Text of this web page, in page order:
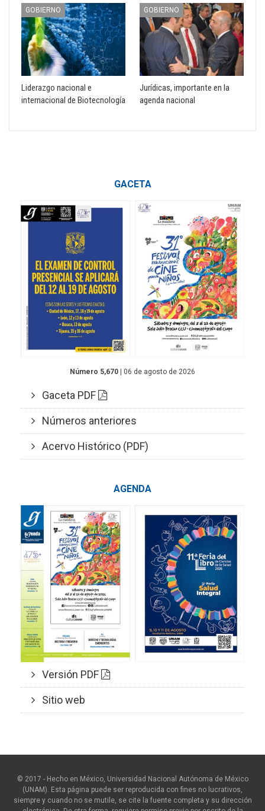
GOBIERNO
Liderazgo nacional e
internacional de Biotecnología
GOBIERNO
Jurídicas, importante en la
agenda nacional
GACETA
Número 5,670 | 06 de agosto de 2026
Gaceta PDF
Números anteriores
Acervo Histórico (PDF)
AGENDA
Versión PDF
Sitio web
© 2017 - Hecho en México, Universidad Nacional Autónoma de México
(UNAM). Esta página puede ser reproducida con fines no lucrativos,
siempre y cuando no se mutile, se cite la fuente completa y su dirección